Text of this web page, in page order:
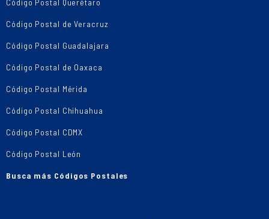
Código Postal Querétaro
Código Postal de Veracruz
Código Postal Guadalajara
Código Postal de Oaxaca
Código Postal Mérida
Código Postal Chihuahua
Código Postal CDMX
Código Postal León
Busca más Códigos Postales